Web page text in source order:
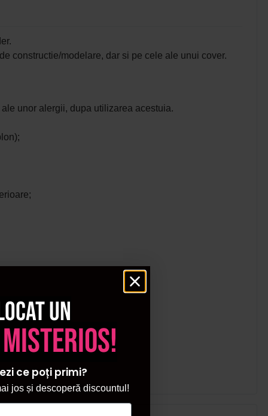
constructie/modelare, dar si pe cele ale unui cover.
unor alergii, dupa utilizarea acestuia.
un
ce poți primi?
jos și descoperă discountul!